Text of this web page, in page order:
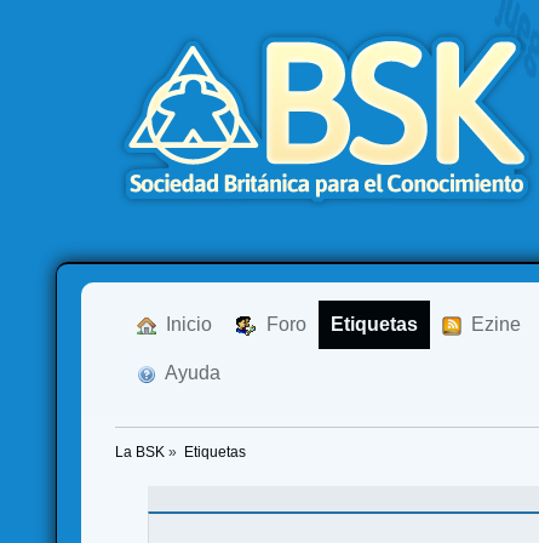
Inicio Foro Etiquetas Ezine
Ayuda
La BSK » Etiquetas